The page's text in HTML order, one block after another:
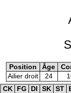
Position Âge
Ailier droit
24
CK
FG DI SK ST